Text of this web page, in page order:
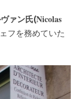
ァン氏(Nicolas
フを務めていた